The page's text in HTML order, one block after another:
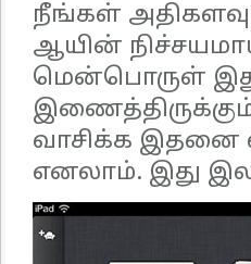
நீங்கள்
ஆயின்
மென்பொருள்
வாசிக்க இதனை
எனலாம். இது